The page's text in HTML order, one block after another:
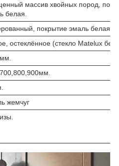
массив хвойных пород,
белая.
покрытие эмаль белая
остеклённое (стекло Matelux
жемчуг